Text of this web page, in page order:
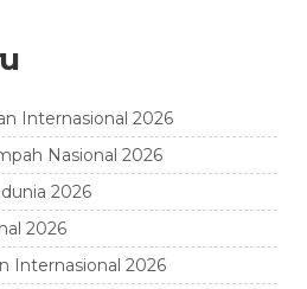
Internasional 2026
Nasional 2026
2026
2026
Internasional 2026